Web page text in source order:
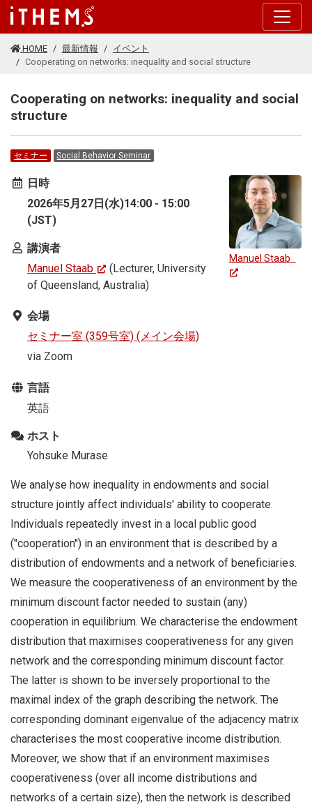
このページの本文に移動する
HOME 最新情報
イベント
Cooperating on networks: inequality and social structure
Cooperating on networks: inequality and social
structure
セミナー Social Behavior Seminar
Manuel Staab
日時
2026年5月27日(水)14:00 - 15:00
(JST)
講演者
Manuel Staab
(Lecturer, University
of Queensland, Australia)
会場
セミナー室 (359号室) (メイン会場)
via Zoom
言語
英語
ホスト
Yohsuke Murase
We analyse how inequality in endowments and social
structure jointly affect individuals' ability to cooperate.
Individuals repeatedly invest in a local public good
("cooperation'') in an environment that is described by a
distribution of endowments and a network of beneficiaries.
We measure the cooperativeness of an environment by the
minimum discount factor needed to sustain (any)
cooperation in equilibrium. We characterise the endowment
distribution that maximises cooperativeness for any given
network and the corresponding minimum discount factor.
The latter is shown to be inversely proportional to the
maximal index of the graph describing the network. The
corresponding dominant eigenvalue of the adjacency matrix
characterises the most cooperative income distribution.
Moreover, we show that if an environment maximises
cooperativeness (over all income distributions and
networks of a certain size), then the network is described